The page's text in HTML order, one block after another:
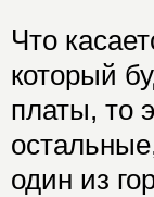
Что
который
платы, то
один из